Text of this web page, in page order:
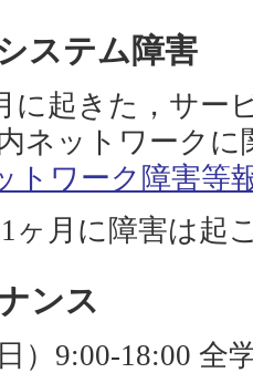
ステム障害
に起きた，サー
ネットワークに
トワーク障害等
ヶ月に障害は起
ンス
）9:00-18:00 全